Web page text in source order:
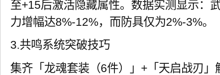
至+15后激活隐藏属性。数据实测显示：
力增幅达8%-12%，而防具仅为2%-3%。
3.共鸣系统突破技巧
集齐「龙魂套装（6件）」+「天启战刃」